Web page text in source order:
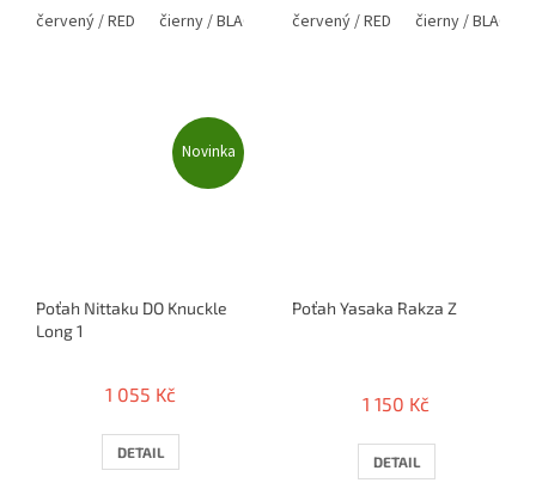
červený / RED čierny / BLACK červený / RED čierny / BLACK
Novinka
Poťah Nittaku DO Knuckle
Long 1
1 055 Kč
DETAIL
Poťah Yasaka Rakza Z
produktu
5,0
z
1 150 Kč
DETAIL